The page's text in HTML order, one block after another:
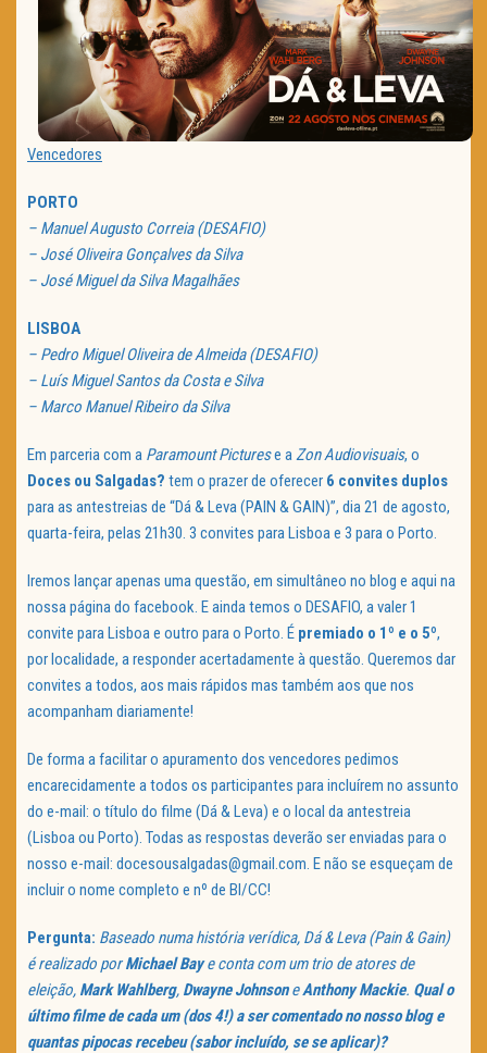
Vencedores
PORTO
– Manuel Augusto Correia (DESAFIO)
– José Oliveira Gonçalves da Silva
– José Miguel da Silva Magalhães
LISBOA
– Pedro Miguel Oliveira de Almeida (DESAFIO)
– Luís Miguel Santos da Costa e Silva
– Marco Manuel Ribeiro da Silva
Em parceria com a Paramount Picturese aZon Audiovisuais, o
Doces ou Salgadas? tem o prazer de oferecer 6 convites duplos
para as antestreias de “Dá & Leva (PAIN & GAIN)”, dia 21 de agosto,
quarta-feira, pelas 21h30. 3 convites para Lisboa e 3 para o Porto.
Iremos lançar apenas uma questão, em simultâneo no blog e aqui na
nossa página do facebook. E ainda temos o DESAFIO, a valer 1
convite para Lisboa e outro para o Porto. É premiado o 1º e o 5º,
por localidade, a responder acertadamente à questão. Queremos dar
convites a todos, aos mais rápidos mas também aos que nos
acompanham diariamente!
De forma a facilitar o apuramento dos vencedores pedimos
encarecidamente a todos os participantes para incluírem no assunto
do e-mail: o título do filme (Dá & Leva) e o local da antestreia
(Lisboa ou Porto). Todas as respostas deverão ser enviadas para o
nosso e-mail: docesousalgadas@gmail.com. E não se esqueçam de
incluir o nome completo e nº de BI/CC!
Pergunta: Baseado numa história verídica, Dá & Leva (Pain & Gain)
é realizado porMichael Baye conta com um trio de atores de
eleição, Mark Wahlberg, Dwayne JohnsoneAnthony Mackie. Qual o
último filme de cada um (dos 4!) a ser comentado no nosso blog e
quantas pipocas recebeu (sabor incluído, se se aplicar)?